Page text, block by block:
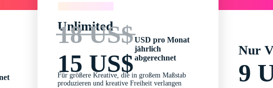
Unlimited
18 US$
15 US$
USD pro Monat
jährlich
abgerechnet
Für größere Kreative, die in großem Maßstab
produzieren und kreative Freiheit verlangen
Nur
9